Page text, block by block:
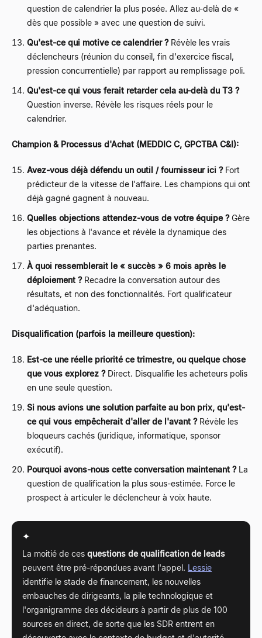
question de calendrier la plus posée. Allez au-delà de «
dès que possible » avec une question de suivi.
Qu'est-ce qui motive ce calendrier ?Révèle les vrais
déclencheurs (réunion du conseil, fin d'exercice fiscal,
pression concurrentielle) par rapport au remplissage poli.
Qu'est-ce qui vous ferait retarder cela au-delà du T3 ?
Question inverse. Révèle les risques réels pour le
calendrier.
Champion & Processus d'Achat (MEDDIC C, GPCTBA C&I):
Avez-vous déjà défendu un outil / fournisseur ici ?Fort
prédicteur de la vitesse de l'affaire. Les champions qui ont
déjà gagné gagnent à nouveau.
Quelles objections attendez-vous de votre équipe ?Gère
les objections à l'avance et révèle la dynamique des
parties prenantes.
À quoi ressemblerait le « succès » 6 mois après le
déploiement ?Recadre la conversation autour des
résultats, et non des fonctionnalités. Fort qualificateur
d'adéquation.
Disqualification (parfois la meilleure question):
Est-ce une réelle priorité ce trimestre, ou quelque chose
que vous explorez ?Direct. Disqualifie les acheteurs polis
en une seule question.
Si nous avions une solution parfaite au bon prix, qu'est-
ce qui vous empêcherait d'aller de l'avant ?Révèle les
bloqueurs cachés (juridique, informatique, sponsor
exécutif).
Pourquoi avons-nous cette conversation maintenant ?La
question de qualification la plus sous-estimée. Force le
prospect à articuler le déclencheur à voix haute.
✦
La moitié de ces questions de qualification de leads
peuvent être pré-répondues avant l'appel. Lessie
identifie le stade de financement, les nouvelles
embauches de dirigeants, la pile technologique et
l'organigramme des décideurs à partir de plus de 100
sources en direct, de sorte que les SDR entrent en